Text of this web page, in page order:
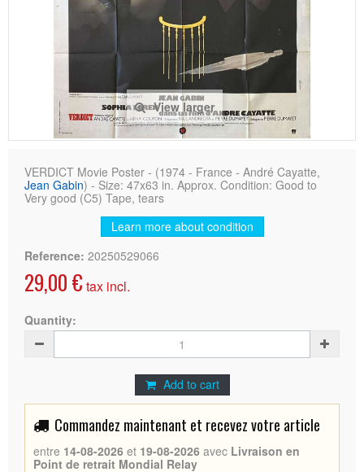
View larger
VERDICT Movie Poster - (1974 - France - André Cayatte,
Jean Gabin) - Size: 47x63 in. Approx. Condition: Good to
Very good (C5) Tape, tears
Learn more about condition
Reference: 20250529066
29,00 € tax incl.
Quantity:
Add to cart
Commandez maintenant et recevez votre article
entre 14-08-2026 et 19-08-2026 avec Livraison en
Point de retrait Mondial Relay